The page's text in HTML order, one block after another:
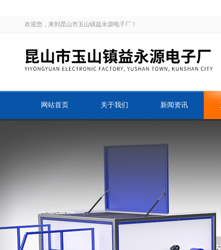
欢迎您，来到昆山市玉山镇益永源电子厂！
网站首页 关于我们 新闻资讯